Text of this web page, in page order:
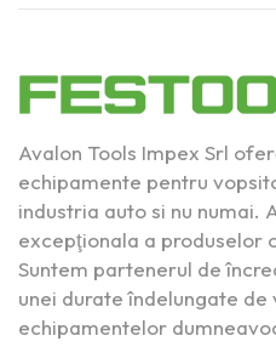
Avalon Tools Impex Srl
echipamente pentru
industria auto si nu numai.
excepţionala a produselor
Suntem partenerul de
unei durate îndelungate de
echipamentelor